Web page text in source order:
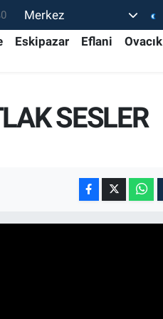
Merkez
Eskipazar Eflani
Ovacık
SESLER